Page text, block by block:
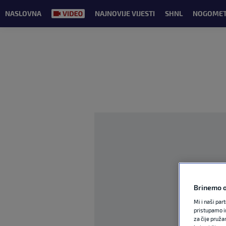
NASLOVNA NAJNOVIJE VIJESTI SHNL
Brinemo
Mi i naši
pristupamo
za čije